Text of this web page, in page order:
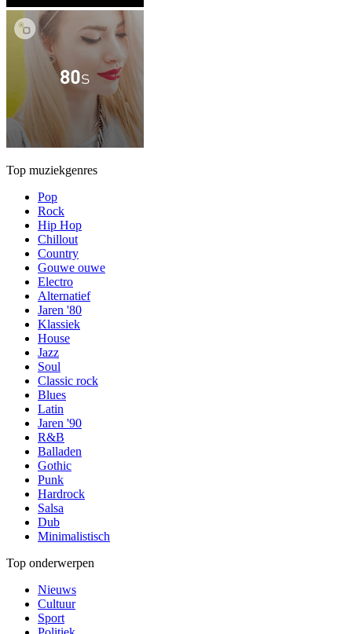
Top muziekgenres
Pop
Rock
Hip Hop
Chillout
Country
Gouwe ouwe
Electro
Alternatief
Jaren '80
Klassiek
House
Jazz
Soul
Classic rock
Blues
Latin
Jaren '90
R&B
Balladen
Gothic
Punk
Hardrock
Salsa
Dub
Minimalistisch
Top onderwerpen
Nieuws
Cultuur
Sport